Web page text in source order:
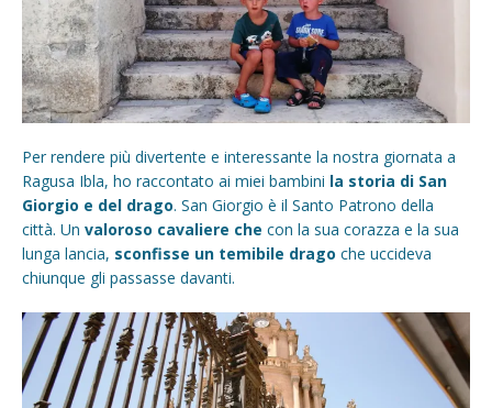
Per rendere più divertente e interessante la nostra giornata a
Ragusa Ibla, ho raccontato ai miei bambini la storia di San
Giorgio e del drago. San Giorgio è il Santo Patrono della
città. Un valoroso cavaliere che con la sua corazza e la sua
lunga lancia, sconfisse un temibile drago che uccideva
chiunque gli passasse davanti.